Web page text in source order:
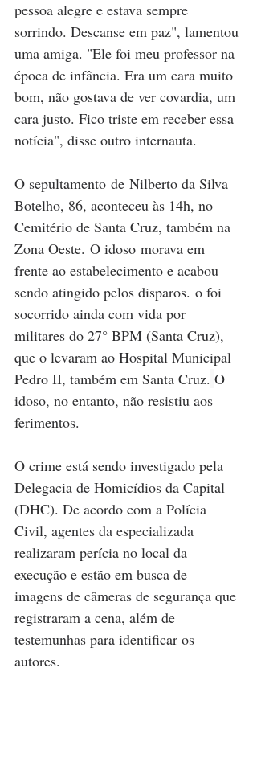
pessoa alegre e estava sempre
sorrindo. Descanse em paz", lamentou
uma amiga. "Ele foi meu professor na
época de infância. Era um cara muito
bom, não gostava de ver covardia, um
cara justo. Fico triste em receber essa
notícia", disse outro internauta.
O sepultamento de Nilberto da Silva
Botelho, 86, aconteceu às 14h, no
Cemitério de Santa Cruz, também na
Zona Oeste. O idoso morava em
frente ao estabelecimento e acabou
sendo atingido pelos disparos. o foi
socorrido ainda com vida por
militares do 27° BPM (Santa Cruz),
que o levaram ao Hospital Municipal
Pedro II, também em Santa Cruz. O
idoso, no entanto, não resistiu aos
ferimentos.
O crime está sendo investigado pela
Delegacia de Homicídios da Capital
(DHC). De acordo com a Polícia
Civil, agentes da especializada
realizaram perícia no local da
execução e estão em busca de
imagens de câmeras de segurança que
registraram a cena, além de
testemunhas para identificar os
autores.